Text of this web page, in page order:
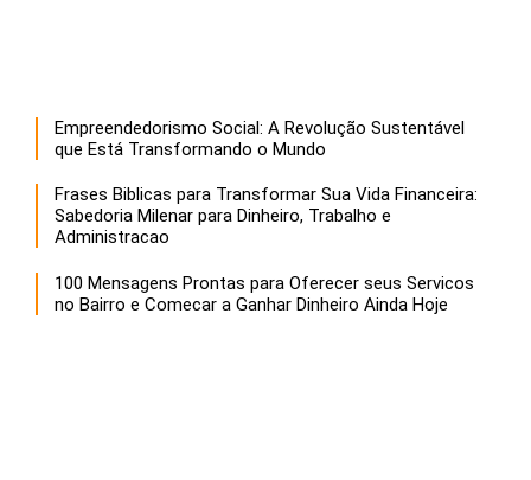
Empreendedorismo Social: A Revolução Sustentável
que Está Transformando o Mundo
Frases Biblicas para Transformar Sua Vida Financeira:
Sabedoria Milenar para Dinheiro, Trabalho e
Administracao
100 Mensagens Prontas para Oferecer seus Servicos
no Bairro e Comecar a Ganhar Dinheiro Ainda Hoje